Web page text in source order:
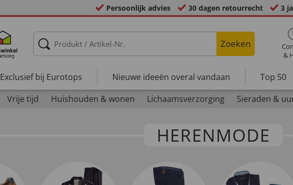
Persoonlijk advies 30 dagen retourrecht 3
Zoeken
&
Exclusief bij Eurotops Nieuwe ideeën overal vandaan Top 50
Vrije tijd Huishouden & wonen Lichaamsverzorging Sieraden &
HERENMODE